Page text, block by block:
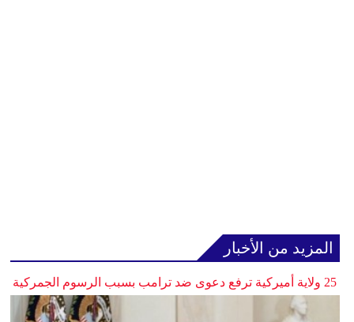
المزيد من الأخبار
25 ولاية أميركية ترفع دعوى ضد ترامب بسبب الرسوم الجمركية